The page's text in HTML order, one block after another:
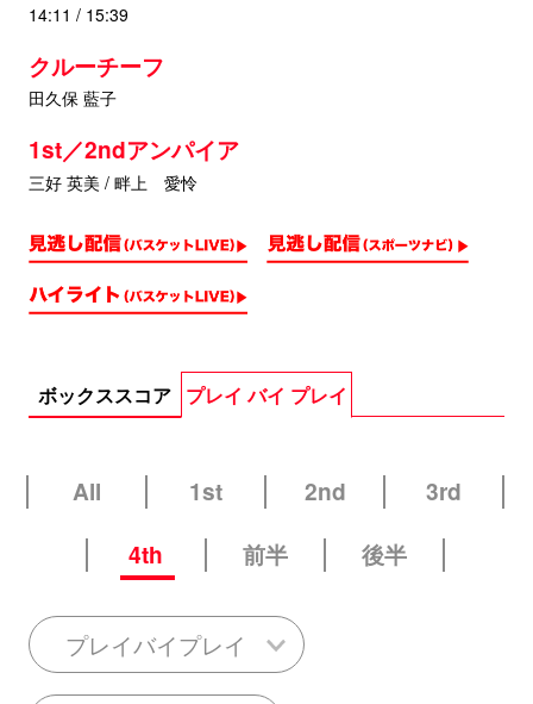
14:11 / 15:39
クルーチーフ
田久保 藍子
1st／2ndアンパイア
三好 英美 / 畔上 愛怜
ボックススコア プレイ バイ プレイ
All 1st 2nd
3rd
4th
前半 後半
プレイバイプレイ